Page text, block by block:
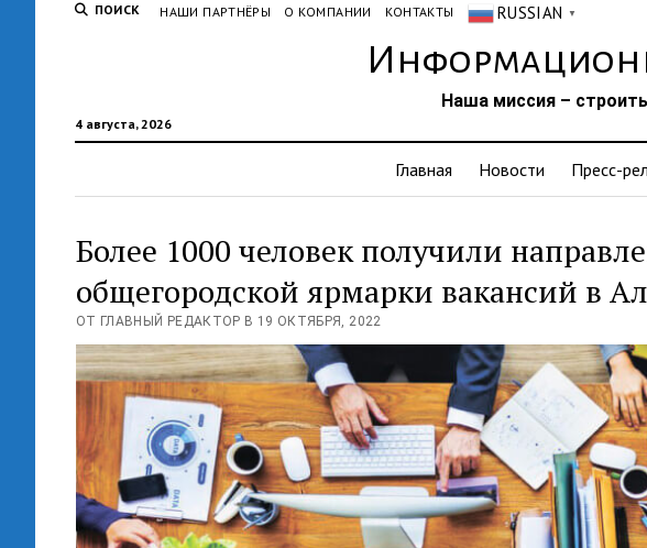
ПОИСК НАШИ ПАРТНЁРЫ О КОМПАНИИ КОНТАКТЫ RUSSIAN ▼
4 августа, 2026
Наша миссия –
Главная Новости Пресс-
Более 1000 человек получили
общегородской ярмарки вакансий в
ОТ ГЛАВНЫЙ РЕДАКТОР В 19 ОКТЯБРЯ, 2022